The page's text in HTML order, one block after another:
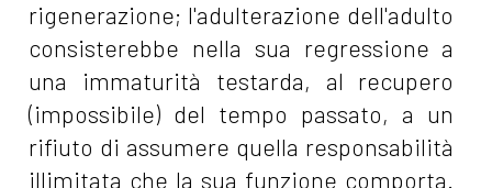
rigenerazione; l'adulterazione dell'adulto
consisterebbe nella sua regressione a
una immaturità testarda, al recupero
(impossibile) del tempo passato, a un
rifiuto di assumere quella responsabilità
illimitata che la sua funzione comporta.